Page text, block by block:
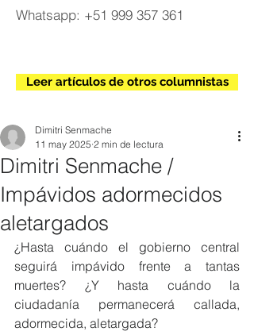
Whatsapp: +51 999 357 361
Leer artículos de otros columnistas
Dimitri Senmache /
Impávidos adormecidos
aletargados
Dimitri Senmache
11 may 2025 2 min de lectura
¿Hasta cuándo el gobierno central
seguirá impávido frente a tantas
muertes? ¿Y hasta cuándo la
ciudadanía permanecerá callada,
adormecida, aletargada?